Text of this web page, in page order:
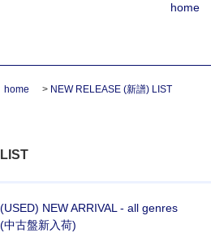
home
home > NEW RELEASE (新譜) LIST
LIST
(USED) NEW ARRIVAL - all genres
(中古盤新入荷)